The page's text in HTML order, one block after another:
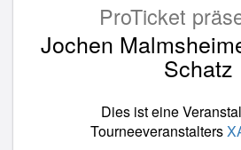
ProTicket
Jochen
Schatz
Dies ist eine
Tourneeveranstalters